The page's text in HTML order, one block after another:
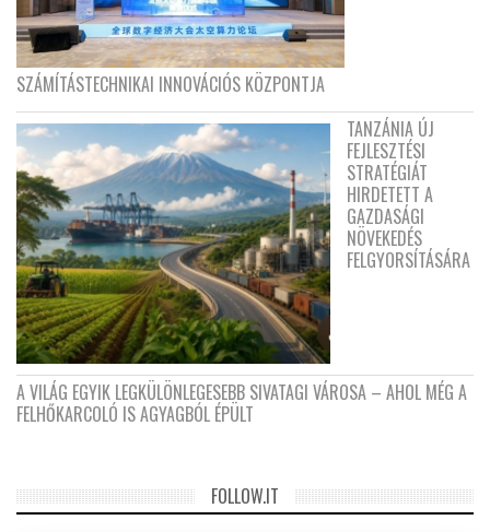
SZÁMÍTÁSTECHNIKAI INNOVÁCIÓS KÖZPONTJA
TANZÁNIA ÚJ
FEJLESZTÉSI
STRATÉGIÁT
HIRDETETT A
GAZDASÁGI
NÖVEKEDÉS
FELGYORSÍTÁSÁRA
A VILÁG EGYIK LEGKÜLÖNLEGESEBB SIVATAGI VÁROSA – AHOL MÉG A
FELHŐKARCOLÓ IS AGYAGBÓL ÉPÜLT
FOLLOW.IT